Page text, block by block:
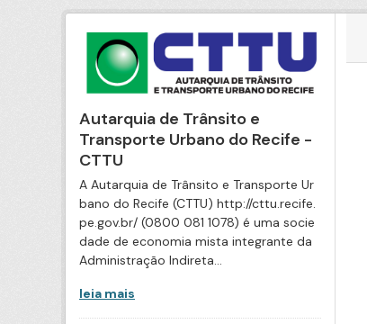
Autarquia de Trânsito e
Transporte Urbano do Recife -
CTTU
A Autarquia de Trânsito e Transporte Ur
bano do Recife (CTTU) http://cttu.recife.
pe.gov.br/ (0800 081 1078) é uma socie
dade de economia mista integrante da
Administração Indireta...
leia mais